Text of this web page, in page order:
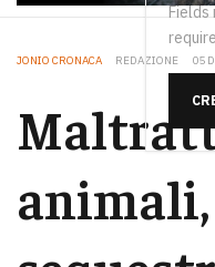
Fields
JONIO CRONACA REDAZIONE 05
animali,